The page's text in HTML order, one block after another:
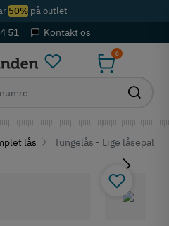
50%på outlet
51 Kontakt os
0
lås Tungelås - Lige låsepal -